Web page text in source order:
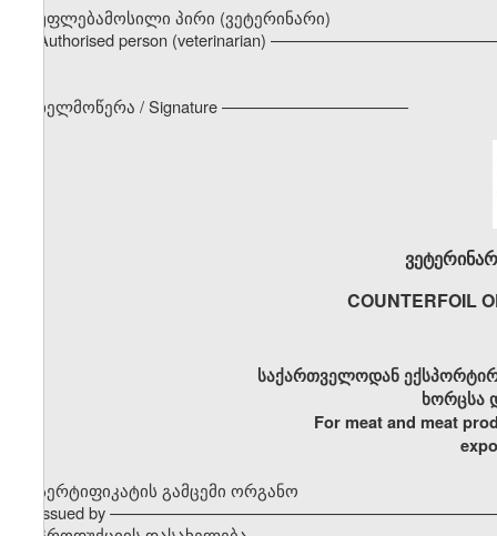
უფლებამოსილი პირი (ვეტერინარი)
Authorised person (veterinarian)
ხელმოწერა / Signature –––––––––––––––––––––
COUNTERFOIL
საქართველოდან
ხორცსა
For meat and meat
სერტიფიკატის გამცემი ორგანო
Issued by